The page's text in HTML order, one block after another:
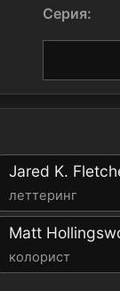
Серия:
Jared K.
леттеринг
Matt
колорист